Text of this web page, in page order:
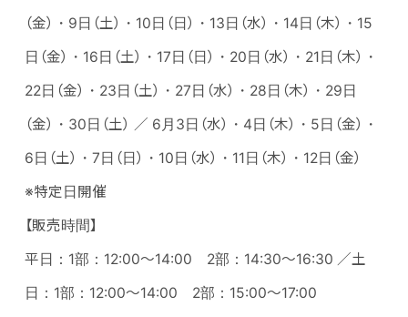
（金）・9日（土）・10日（日）・13日（水）・14日（木）・15
日（金）・16日（土）・17日（日）・20日（水）・21日（木）・
22日（金）・23日（土）・27日（水）・28日（木）・29日
（金）・30日（土） ／ 6月3日（水）・4日（木）・5日（金）・
6日（土）・7日（日）・10日（水）・11日（木）・12日（金）
※特定日開催
【販売時間】
平日：1部：12:00～14:00 2部：14:30～16:30 ／土
日：1部：12:00～14:00 2部：15:00～17:00